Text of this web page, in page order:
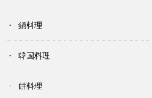
鍋料理
韓国料理
餅料理